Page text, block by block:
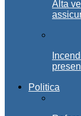
Alta
Politica